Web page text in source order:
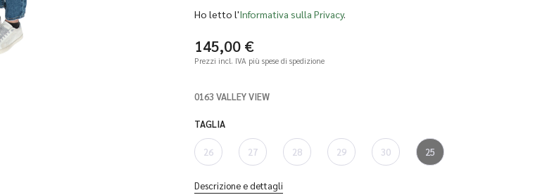
Ho letto l'Informativa sulla Privacy.
145,00 €
Prezzi incl. IVA più spese di spedizione
0163 VALLEY VIEW
TAGLIA
26 27 28 29 30 25
Descrizione e dettagli